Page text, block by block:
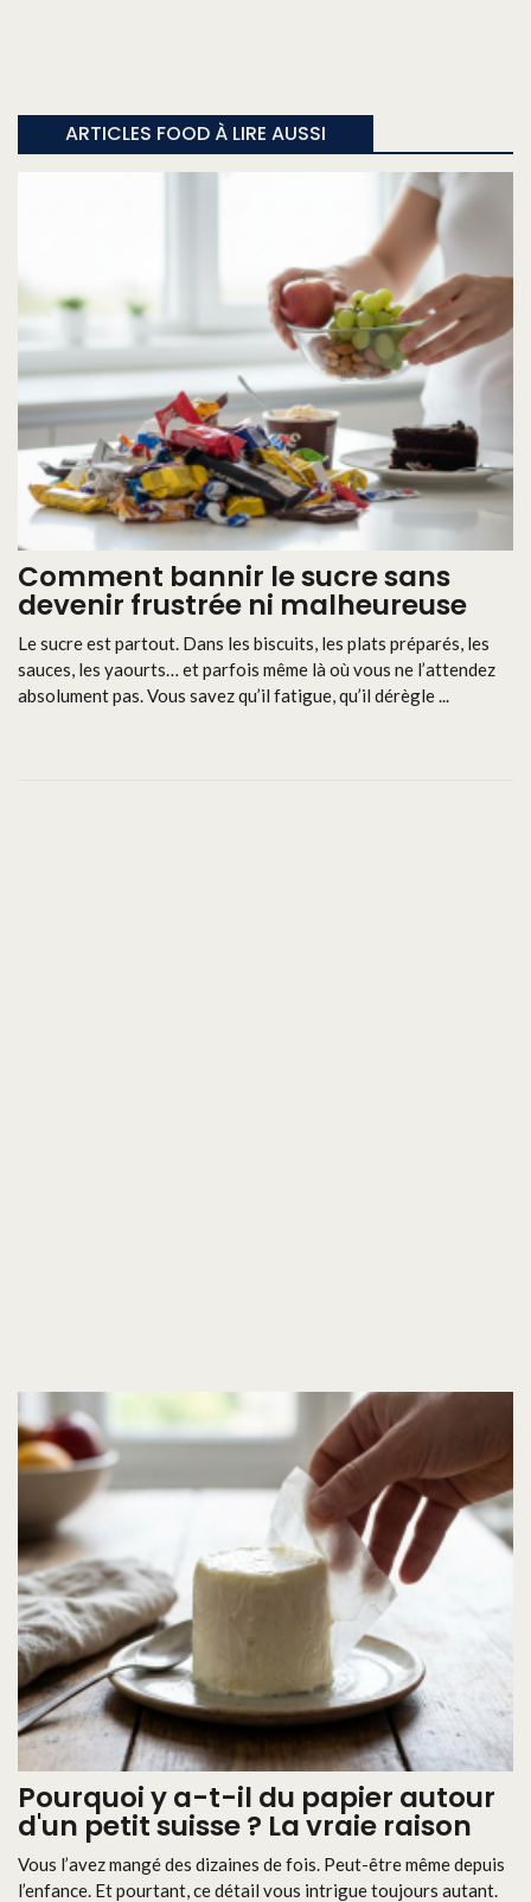
ARTICLES FOOD À LIRE AUSSI
Comment bannir le sucre sans
devenir frustrée ni malheureuse
Le sucre est partout. Dans les biscuits, les plats préparés, les
sauces, les yaourts… et parfois même là où vous ne l’attendez
absolument pas. Vous savez qu’il fatigue, qu’il dérègle ...
Pourquoi y a-t-il du papier autour
d'un petit suisse ? La vraie raison
Vous l’avez mangé des dizaines de fois. Peut-être même depuis
l’enfance. Et pourtant, ce détail vous intrigue toujours autant.